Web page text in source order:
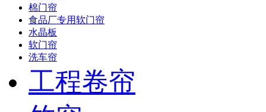
棉门帘
食品厂专用软门帘
水晶板
软门帘
洗车帘
工程卷帘